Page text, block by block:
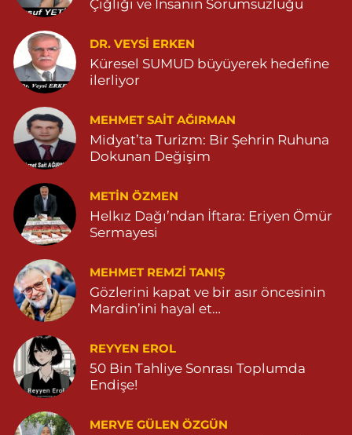
Kaplan Mahallesi, Mardin Caddesi No:25 C Savur Mardin
0 (555) 151 49 05 Yol Tarifi Al
Özdemir Eczanesi
Yeni Mahalle, 3086.Sokak No:4 3 Ömerli Mardin
0 (482) 541 31 21
Çığlığı ve İnsanın Sorumsuzluğu
DR. VEYSI ERKEN
Küresel SUMUD büyüyerek hedefine
ilerliyor
MEHMET SAIT AĞIRMAN
Midyat’ta Turizm: Bir Şehrin Ruhuna
Dokunan Değişim
METIN ÖZMEN
Helkız Dağı’ndan İftara: Eriyen Ömür
Sermayesi
MEHMET REMZI TANIŞ
Gözlerini kapat ve bir asır öncesinin
Mardin’ini hayal et…
REYYEN EROL
50 Bin Tahliye Sonrası Toplumda
Endişe!
MERVE GÜLEN ÖZGÜN